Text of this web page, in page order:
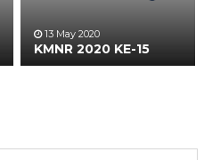
13 May 2020
KMNR 2020 KE-15